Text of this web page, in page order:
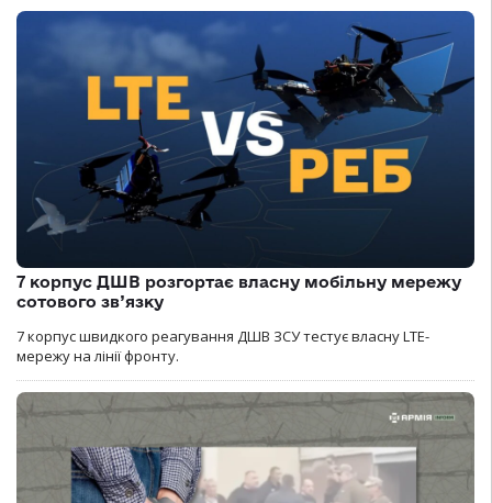
7 корпус ДШВ розгортає власну мобільну мережу
сотового зв’язку
7 корпус швидкого реагування ДШВ ЗСУ тестує власну LTE-
мережу на лінії фронту.